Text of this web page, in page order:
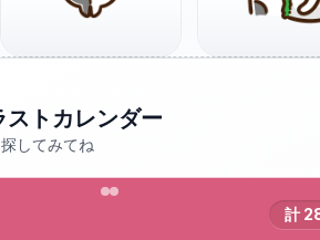
ストカレンダー
してみてね
計